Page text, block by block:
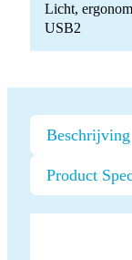
Licht,
USB2
Beschrijving
Product